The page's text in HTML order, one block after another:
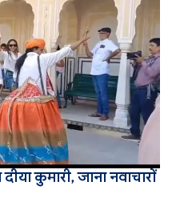
कुमारी, जाना नवाचारों